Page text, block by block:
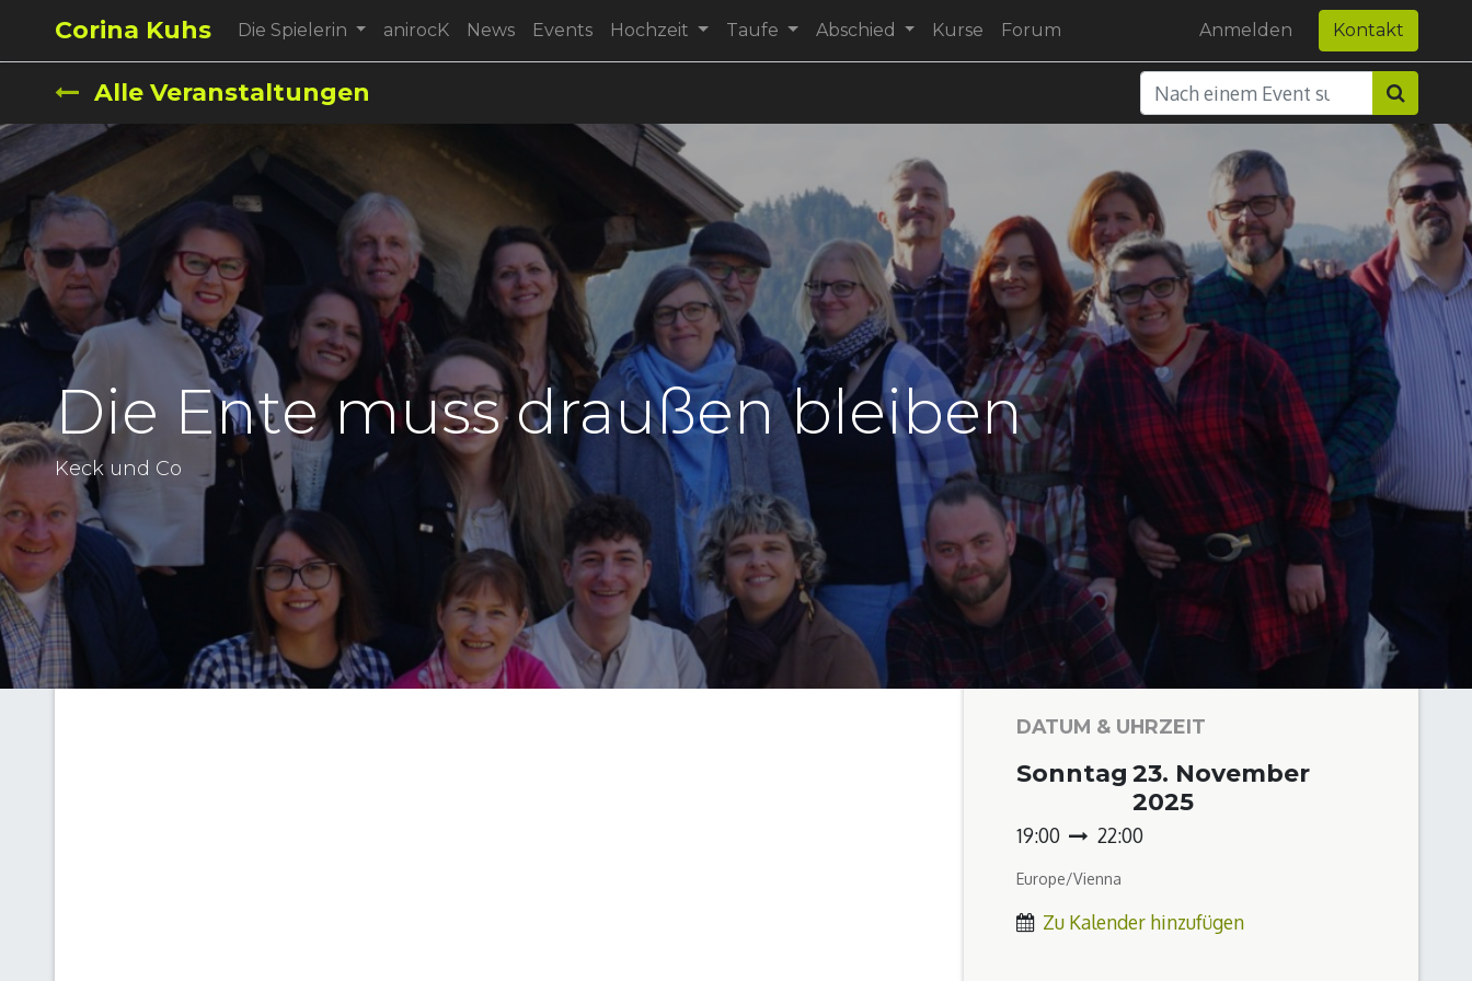
Corina Kuhs Die Spielerin anirocK News Events Hochzeit Taufe Abschied Kurse Forum Anmelden Kontakt
Alle Veranstaltungen
Die Ente muss draußen bleiben
Keck und Co
DATUM & UHRZEIT
Sonntag 23. November
2025
19:00 22:00
Europe/Vienna
Zu Kalender hinzufügen